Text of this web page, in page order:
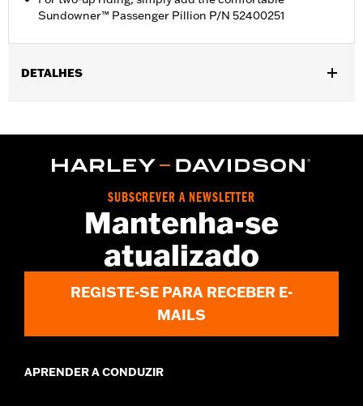
Sundowner™ Passenger Pillion P/N 52400251
DETALHES
Material:Vinyl
SUBSCREVER A NEWSLETTER
Mantenha-se
atualizado
REGISTE-SE PARA RECEBER E-
MAILS
APRENDER A CONDUZIR